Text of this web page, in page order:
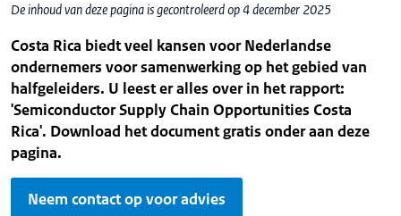
De inhoud van deze pagina is gecontroleerd op 4 december 2025
Costa Rica biedt veel kansen voor Nederlandse
ondernemers voor samenwerking op het gebied van
halfgeleiders. U leest er alles over in het rapport:
'Semiconductor Supply Chain Opportunities Costa
Rica'. Download het document gratis onder aan deze
pagina.
Neem contact op voor advies